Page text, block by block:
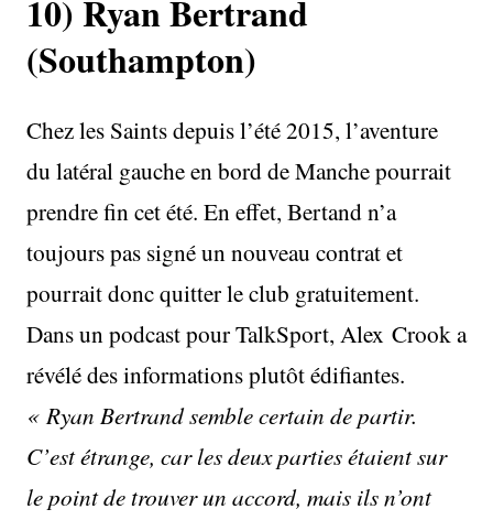
10) Ryan Bertrand
(Southampton)
Chez les Saints depuis l’été 2015, l’aventure
du latéral gauche en bord de Manche pourrait
prendre fin cet été. En effet, Bertand n’a
toujours pas signé un nouveau contrat et
pourrait donc quitter le club gratuitement.
Dans un podcast pour TalkSport, Alex Crook a
révélé des informations plutôt édifiantes.
« Ryan Bertrand semble certain de partir.
C’est étrange, car les deux parties étaient sur
le point de trouver un accord, mais ils n’ont